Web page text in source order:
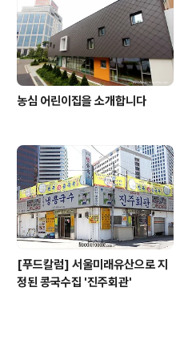
농심 어린이집을 소개합니다
[푸드칼럼] 서울미래유산으로 지
정된 콩국수집 '진주회관'